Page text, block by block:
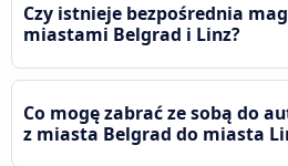
Czy istnieje bezpośrednia
miastami Belgrad i Linz?
Co mogę zabrać ze sobą do
z miasta Belgrad do miasta